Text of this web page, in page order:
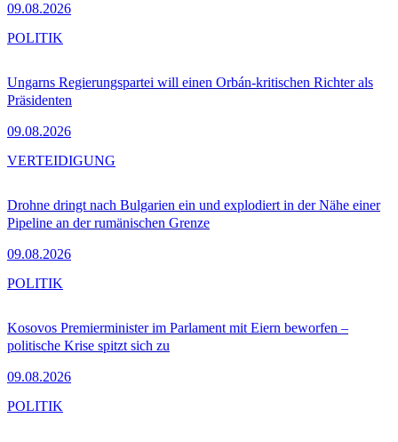
09.08.2026
Ungarns Regierungspartei will einen Orbán-kritischen Richter als
Präsidenten
09.08.2026
POLITIK
Drohne dringt nach Bulgarien ein und explodiert in der Nähe einer
Pipeline an der rumänischen Grenze
09.08.2026
VERTEIDIGUNG
Kosovos Premierminister im Parlament mit Eiern beworfen –
politische Krise spitzt sich zu
09.08.2026
POLITIK
POLITIK